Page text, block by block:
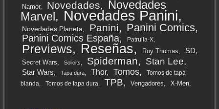
Namor Novedades
Novedades
Marvel
Novedades Panini
Novedades Planeta Panini Panini Comics
Panini Comics España Patrulla-X
Previews Reseñas Roy Thomas SD
Secret Wars Solicits Spiderman Stan Lee
Star Wars Tapa dura Thor Tomos
Tomos de tapa
blanda
Tomos de tapa dura TPB Vengadores X-Men